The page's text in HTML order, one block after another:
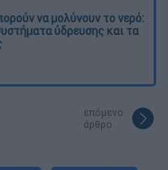
να μολύνουν το νερό:
ύδρευσης και τα
επόμενο
άρθρο